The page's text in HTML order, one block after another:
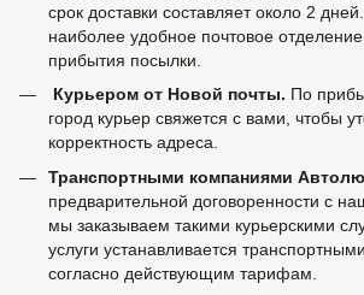
срок доставки составляет около 2
наиболее удобное почтовое
прибытия посылки.
Курьером от Новой почты. По
город курьер свяжется с вами, чтобы
корректность адреса.
Транспортными компаниями
предварительной договоренности с
мы заказываем такими курьерскими
услуги устанавливается
согласно действующим тарифам.